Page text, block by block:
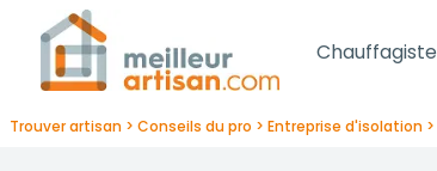
Chauffagiste
Trouver artisan Conseils du pro Entreprise d'isolation